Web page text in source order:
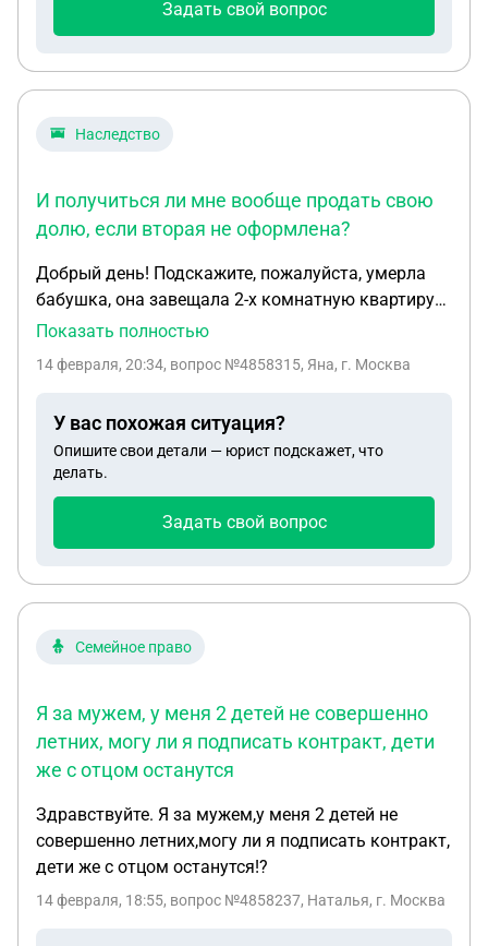
Задать свой вопрос
Наследство
И получиться ли мне вообще продать свою
долю, если вторая не оформлена?
Добрый день! Подскажите, пожалуйста, умерла
бабушка, она завещала 2-х комнатную квартиру
мне и брату по 1/2, я подала документы на
ничего не делал, так как не работает и пьет, что
наследство в течение полугода? Если брат не
подаст и не напишет отказ, я смогу вступить в
наследство в эту долю или нет? Если да то как
Нотариус вроде как сказал, что если даже брат не
обратиться, даже, если пройдет несколько лет, но
претендовать на эту долю, если брату не до этого
сейчас не оплачены за квартплату бабушки и так
далее буду оплачивать я, а если мне полностью
не принадлежит эта квартира, почему я должна
продать свою долю, если вторая не оформлена?
Показать полностью
14 февраля, 20:34, вопрос №4858315, Яна, г. Москва
У вас похожая ситуация?
Опишите свои детали — юрист подскажет, что
делать.
Задать свой вопрос
Семейное право
Я за мужем, у меня 2 детей не совершенно
летних, могу ли я подписать контракт, дети
же с отцом останутся
Здравствуйте. Я за мужем,у меня 2 детей не
совершенно летних,могу ли я подписать контракт,
дети же с отцом останутся!?
14 февраля, 18:55, вопрос №4858237, Наталья, г. Москва